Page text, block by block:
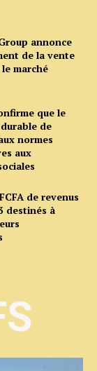
annonce
de la vente
marché
que le
de
normes
aux
de revenus
destinés à